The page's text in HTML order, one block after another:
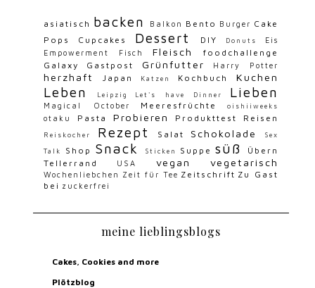
asiatisch backen Balkon Bento Burger Cake
Pops
Cupcakes Dessert DIY Donuts
Eis
Empowerment
Fisch Fleisch
foodchallenge
Galaxy
Gastpost Grünfutter Harry Potter
herzhaft Japan Katzen Kochbuch Kuchen
Leben Leipzig Let's have Dinner Lieben
Magical October Meeresfrüchte oishiiweeks
otaku Pasta Probieren Produkttest Reisen
Reiskocher Rezept Salat Schokolade Sex
Talk Shop Snack Sticken Suppe süß
Übern
Tellerrand
USA vegan vegetarisch
Wochenliebchen Zeit für Tee Zeitschrift Zu Gast
bei zuckerfrei
meine lieblingsblogs
Cakes, Cookies and more
Plötzblog